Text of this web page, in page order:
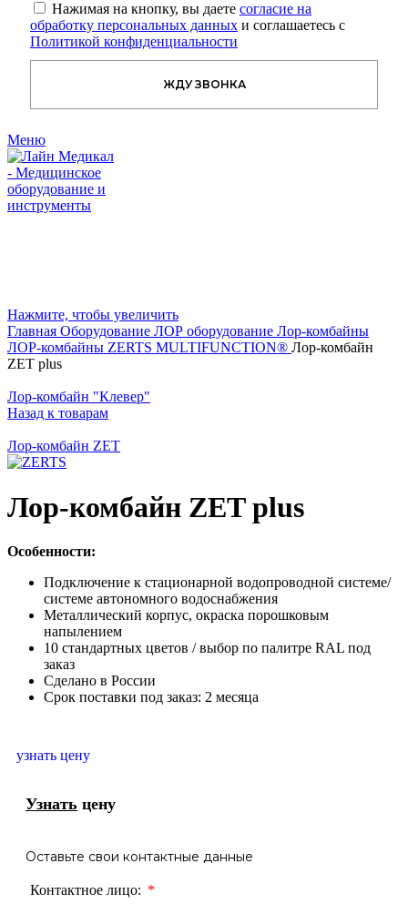
Нажимая на кнопку, вы даете согласие на
обработку персональных данных и соглашаетесь с
Политикой конфиденциальности
ЖДУ ЗВОНКА
Меню
Нажмите, чтобы увеличить
Главная Оборудование ЛОР оборудование Лор-комбайны
ЛОР-комбайны ZERTS MULTIFUNCTION® Лор-комбайн
ZET plus
Лор-комбайн "Клевер"
Назад к товарам
Лор-комбайн ZET
Лор-комбайн ZET plus
Особенности:
Подключение к стационарной водопроводной системе/
системе автономного водоснабжения
Металлический корпус, окраска порошковым
напылением
10 стандартных цветов / выбор по палитре RAL под
заказ
Сделано в России
Срок поставки под заказ: 2 месяца
узнать цену
Контактное лицо:
Оставьте свои контактные данные
Узнать цену